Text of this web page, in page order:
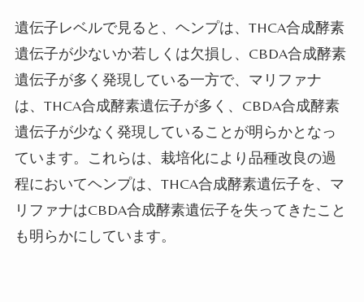
遺伝子レベルで見ると、ヘンプは、 THCA合成酵素
遺伝子が少ないか若しくは欠損し、 CBDA合成酵素
遺伝子が多く発現している一方で、マリファナ
は、 THCA合成酵素遺伝子が多く、 CBDA合成酵素
遺伝子が少なく発現していることが明らかとなっ
ています。これらは、栽培化により品種改良の過
程においてヘンプは、 THCA合成酵素遺伝子を、マ
リファナはCBDA合成酵素遺伝子を失ってきたこと
も明らかにしています。